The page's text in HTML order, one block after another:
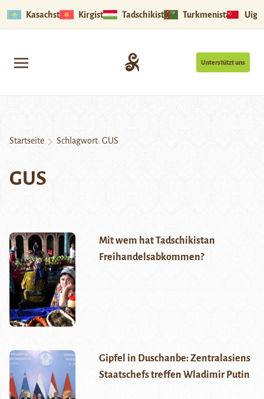
Kasachstan Kirgistan Tadschikistan Turkmenistan
Unterstützt uns
Startseite Schlagwort: GUS
GUS
Mit wem hat Tadschikistan
Freihandelsabkommen?
Gipfel in Duschanbe: Zentralasiens
Staatschefs treffen Wladimir Putin